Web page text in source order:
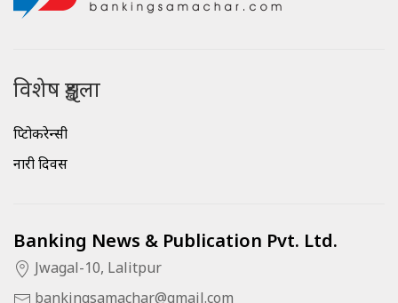
विशेष शृङ्खला
क्रिप्टोकरेन्सी
नारी दिवस
Banking News & Publication Pvt. Ltd.
Jwagal-10, Lalitpur